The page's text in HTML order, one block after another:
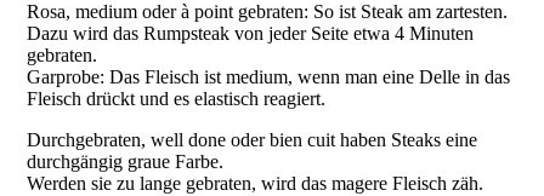
Rosa, medium oder à point gebraten: So ist Steak am zartesten.
Dazu wird das Rumpsteak von jeder Seite etwa 4 Minuten
gebraten.
Garprobe: Das Fleisch ist medium, wenn man eine Delle in das
Fleisch drückt und es elastisch reagiert.
Durchgebraten, well done oder bien cuit haben Steaks eine
durchgängig graue Farbe.
Werden sie zu lange gebraten, wird das magere Fleisch zäh.